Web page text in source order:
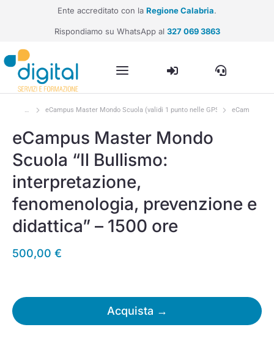
Ente accreditato con la Regione Calabria.
Rispondiamo su WhatsApp al 327 069 3863
Tu sei qui:eCampus Master Mondo Scuola (validi 1 punto nelle GPS) eCampus
eCampus Master Mondo
Scuola “Il Bullismo:
interpretazione,
fenomenologia, prevenzione e
didattica” – 1500 ore
500,00 €
Acquista →